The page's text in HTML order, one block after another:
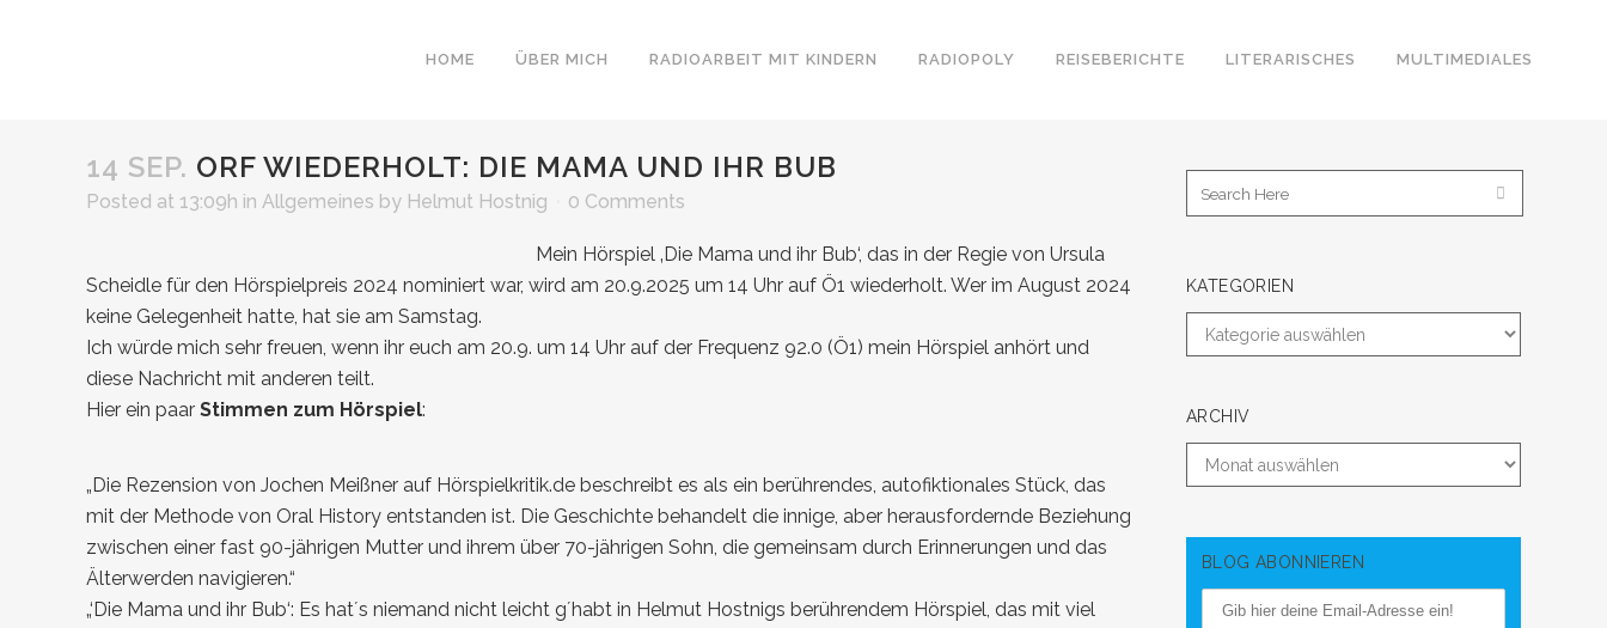
HOME ÜBER MICH RADIOARBEIT MIT KINDERN RADIOPOLY REISEBERICHTE LITERARISCHES MULTIMEDIALES
14 SEP. ORF WIEDERHOLT: DIE MAMA UND IHR BUB
Posted at 13:09h in Allgemeines by Helmut Hostnig 0 Comments
Mein Hörspiel ‚Die Mama und ihr Bub‘, das in der Regie von Ursula
Scheidle für den Hörspielpreis 2024 nominiert war, wird am 20.9.2025 um 14 Uhr auf Ö1 wiederholt. Wer im August 2024
keine Gelegenheit hatte, hat sie am Samstag.
Ich würde mich sehr freuen, wenn ihr euch am 20.9. um 14 Uhr auf der Frequenz 92.0 (Ö1) mein Hörspiel anhört und
diese Nachricht mit anderen teilt.
Hier ein paar Stimmen zum Hörspiel:
„Die Rezension von Jochen Meißner auf Hörspielkritik.de beschreibt es als ein berührendes, autofiktionales Stück, das
mit der Methode von Oral History entstanden ist. Die Geschichte behandelt die innige, aber herausfordernde Beziehung
zwischen einer fast 90-jährigen Mutter und ihrem über 70-jährigen Sohn, die gemeinsam durch Erinnerungen und das
Älterwerden navigieren.“
„‘Die Mama und ihr Bub‘: Es hat´s niemand nicht leicht g´habt in Helmut Hostnigs berührendem Hörspiel, das mit viel
KATEGORIEN
ARCHIV
BLOG ABONNIEREN